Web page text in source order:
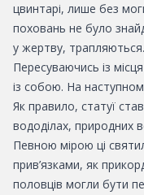
цвинтарі, лише без
поховань не було
у жертву, трапляються.
Пересуваючись із
із собою. На
Як правило, статуї
вододілах, природних
Певною мірою ці
прив’язками, як
половців могли бути